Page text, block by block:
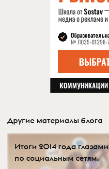
Другие материалы блога
Итоги 2014 года
по социальным сетям.